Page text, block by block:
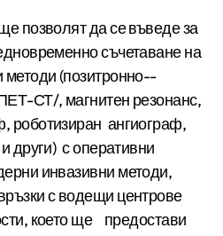
позволят да се въведе за
съчетаване на
методи (позитронно-­
­СТ/, магнитен резонанс,
роботизиран ангиограф,
други) с оперативни
инвазивни методи,
с водещи центрове
което ще предостави